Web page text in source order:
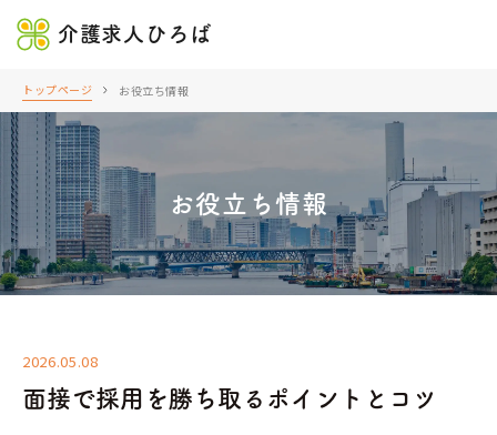
介護求人ひろば
トップページ お役立ち情報
お役立ち情報
2026.05.08
面接で採用を勝ち取るポイントとコツ